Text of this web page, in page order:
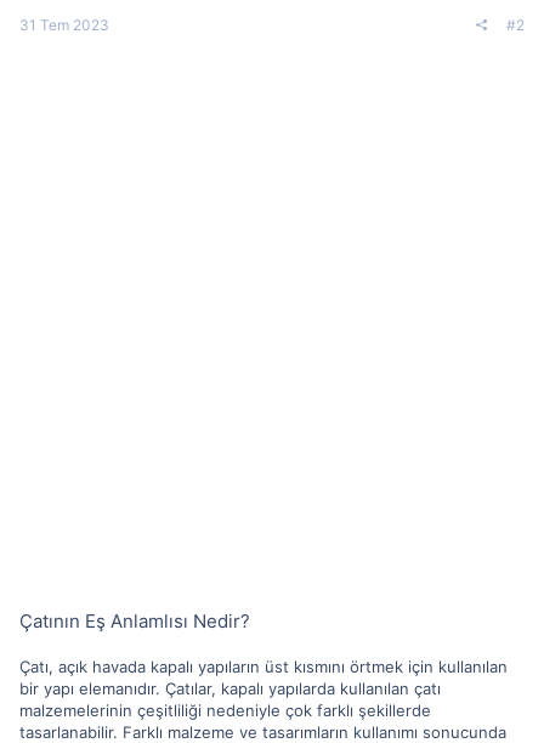
31 Tem 2023 #2
Çatının Eş Anlamlısı Nedir?
Çatı, açık havada kapalı yapıların üst kısmını örtmek için kullanılan
bir yapı elemanıdır. Çatılar, kapalı yapılarda kullanılan çatı
malzemelerinin çeşitliliği nedeniyle çok farklı şekillerde
tasarlanabilir. Farklı malzeme ve tasarımların kullanımı sonucunda